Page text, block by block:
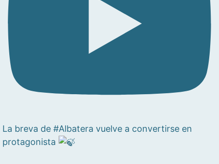
La breva de #Albatera vuelve a convertirse en
protagonista